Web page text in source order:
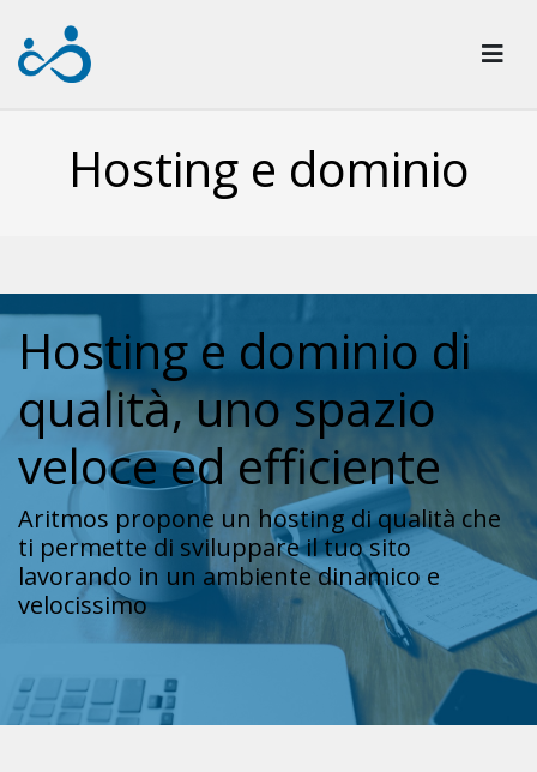
Hosting e dominio
Hosting e dominio di
qualità, uno spazio
veloce ed efficiente
Aritmos propone un hosting di qualità che
ti permette di sviluppare il tuo sito
lavorando in un ambiente dinamico e
velocissimo